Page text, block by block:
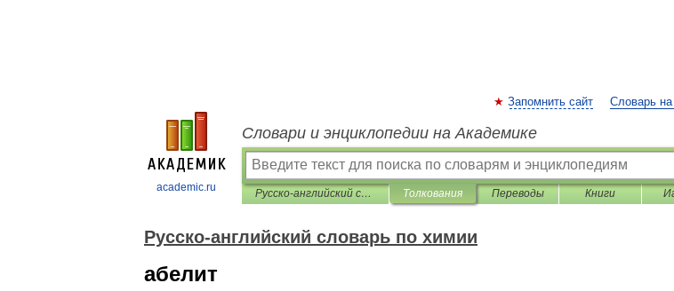
academic.ru
Запомнить сайт Словарь на
Словари и энциклопедии на Академике
Русско-английский словарь по химии Толкования Переводы Книги
Русско-английский словарь по химии
абелит